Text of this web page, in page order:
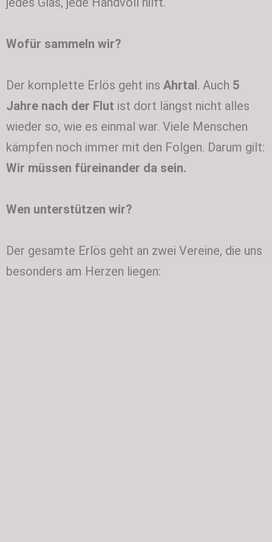
Wofür sammeln wir?
Der komplette Erlös geht ins Ahrtal. Auch 5
Jahre nach der Flut ist dort längst nicht alles
wieder so, wie es einmal war. Viele Menschen
kämpfen noch immer mit den Folgen. Darum gilt:
Wir müssen füreinander da sein.
Wen unterstützen wir?
Der gesamte Erlös geht an zwei Vereine, die uns
besonders am Herzen liegen: